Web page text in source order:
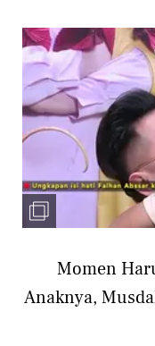
Momen
Anaknya,